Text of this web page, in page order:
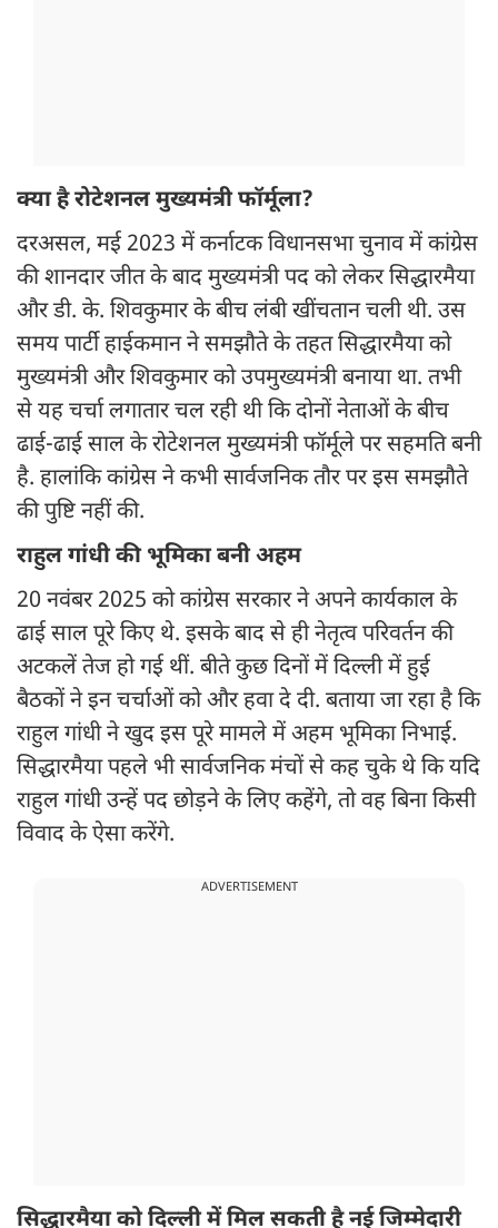
क्या है रोटेशनल मुख्यमंत्री फॉर्मूला?
दरअसल, मई 2023 में कर्नाटक विधानसभा चुनाव में कांग्रेस
की शानदार जीत के बाद मुख्यमंत्री पद को लेकर सिद्धारमैया
और डी. के. शिवकुमार के बीच लंबी खींचतान चली थी. उस
समय पार्टी हाईकमान ने समझौते के तहत सिद्धारमैया को
मुख्यमंत्री और शिवकुमार को उपमुख्यमंत्री बनाया था. तभी
से यह चर्चा लगातार चल रही थी कि दोनों नेताओं के बीच
ढाई-ढाई साल के रोटेशनल मुख्यमंत्री फॉर्मूले पर सहमति बनी
है. हालांकि कांग्रेस ने कभी सार्वजनिक तौर पर इस समझौते
की पुष्टि नहीं की.
राहुल गांधी की भूमिका बनी अहम
20 नवंबर 2025 को कांग्रेस सरकार ने अपने कार्यकाल के
ढाई साल पूरे किए थे. इसके बाद से ही नेतृत्व परिवर्तन की
अटकलें तेज हो गई थीं. बीते कुछ दिनों में दिल्ली में हुई
बैठकों ने इन चर्चाओं को और हवा दे दी. बताया जा रहा है कि
राहुल गांधी ने खुद इस पूरे मामले में अहम भूमिका निभाई.
सिद्धारमैया पहले भी सार्वजनिक मंचों से कह चुके थे कि यदि
राहुल गांधी उन्हें पद छोड़ने के लिए कहेंगे, तो वह बिना किसी
विवाद के ऐसा करेंगे.
ADVERTISEMENT
सिद्धारमैया को दिल्ली में मिल सकती है नई जिम्मेदारी